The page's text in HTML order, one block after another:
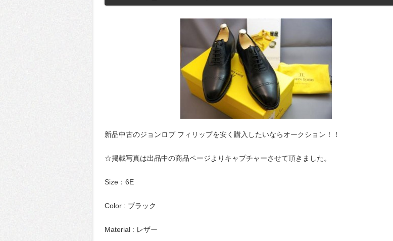
新品中古のジョンロブ フィリップを安く購入したいならオークション！！
☆掲載写真は出品中の商品ページよりキャプチャーさせて頂きました。
Size：6E
Color : ブラック
Material : レザー